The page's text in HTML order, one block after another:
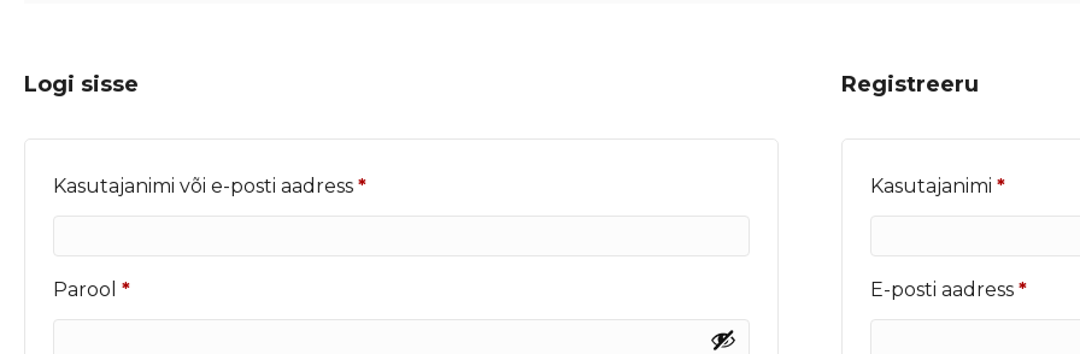
Logi sisse
Kasutajanimi või e-posti aadress *Nõutud
Parool *Nõutud
Registreeru
Kasutajanimi*
E-posti aadress*